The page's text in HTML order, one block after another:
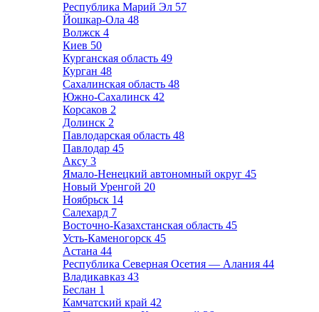
Республика Марий Эл 57
Йошкар-Ола 48
Волжск 4
Киев 50
Курганская область 49
Курган 48
Сахалинская область 48
Южно-Сахалинск 42
Корсаков 2
Долинск 2
Павлодарская область 48
Павлодар 45
Аксу 3
Ямало-Ненецкий автономный округ 45
Новый Уренгой 20
Ноябрьск 14
Салехард 7
Восточно-Казахстанская область 45
Усть-Каменогорск 45
Астана 44
Республика Северная Осетия — Алания 44
Владикавказ 43
Беслан 1
Камчатский край 42